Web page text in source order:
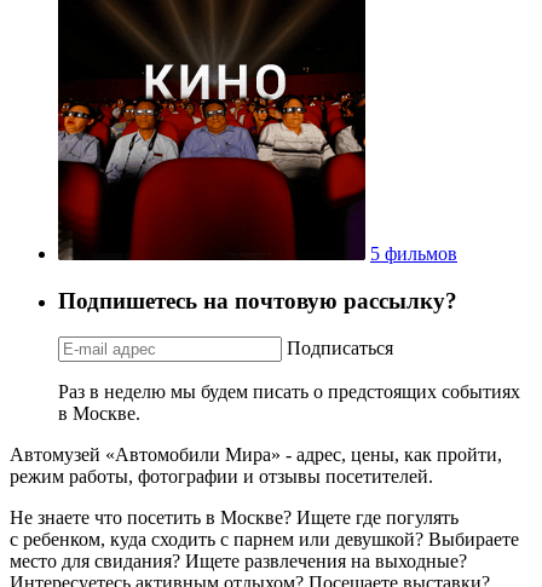
5 фильмов
Подпишетесь на почтовую рассылку?
Подписаться
Раз в неделю мы будем писать о предстоящих событиях
в Москве.
Автомузей «Автомобили Мира» - адрес, цены, как пройти,
режим работы, фотографии и отзывы посетителей.
Не знаете что посетить в Москве? Ищете где погулять
с ребенком, куда сходить с парнем или девушкой? Выбираете
место для свидания? Ищете развлечения на выходные?